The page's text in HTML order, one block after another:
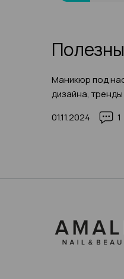
Маникюр под
дизайна,
01.11.2024
1